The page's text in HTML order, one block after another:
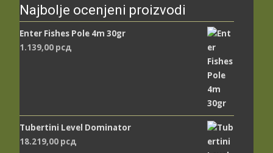
Najbolje ocenjeni proizvodi
Enter Fishes Pole 4m 30gr
1.139,00 рсд
Tubertini Level Dominator
18.219,00 рсд